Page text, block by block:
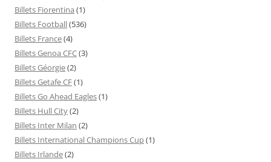
Billets Fiorentina (1)
Billets Football(536)
Billets France(4)
Billets Genoa CFC(3)
Billets Géorgie(2)
Billets Getafe CF(1)
Billets Go Ahead Eagles(1)
Billets Hull City(2)
Billets Inter Milan (2)
Billets International Champions Cup(1)
Billets Irlande(2)